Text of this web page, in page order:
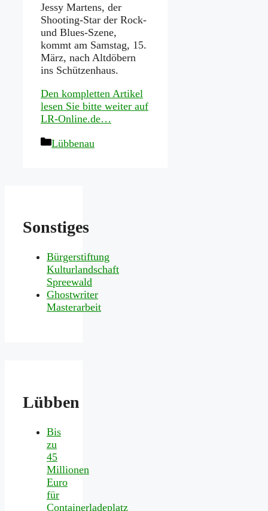
Jessy Martens, der
Shooting-Star der Rock-
und Blues-Szene,
kommt am Samstag, 15.
März, nach Altdöbern
ins Schützenhaus.
Den kompletten Artikel
lesen Sie bitte weiter auf
LR-Online.de…
Kategorien
Lübbenau
Sonstiges
Bürgerstiftung
Kulturlandschaft
Spreewald
Ghostwriter
Masterarbeit
Lübben
Bis
zu
45
Millionen
Euro
für
Containerladeplatz